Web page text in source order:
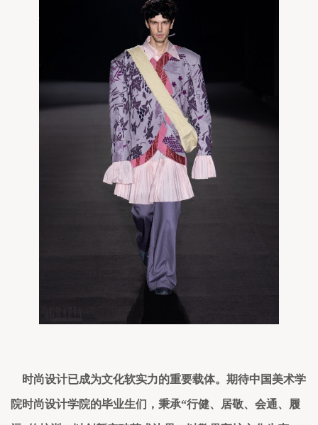
时尚设计已成为文化软实力的重要载体。 期待中国美术学
院时尚设计学院的毕业生们，秉承“行健、居敬、会通、履